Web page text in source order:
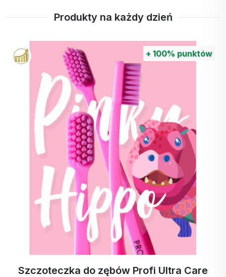
Produkty na każdy dzień
+ 100% punktów
Szczoteczka do zębów Profi Ultra Care